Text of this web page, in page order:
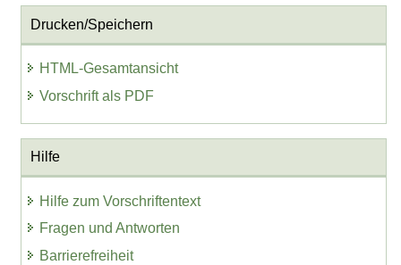
Drucken/Speichern
HTML-Gesamtansicht
Vorschrift als PDF
Hilfe
Hilfe zum Vorschriftentext
Fragen und Antworten
Barrierefreiheit